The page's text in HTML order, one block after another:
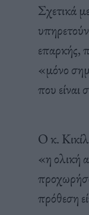
Σχετικά
επαρκής,
«μόνο
που είναι
Ο κ.
«η ολική
πρόθεση